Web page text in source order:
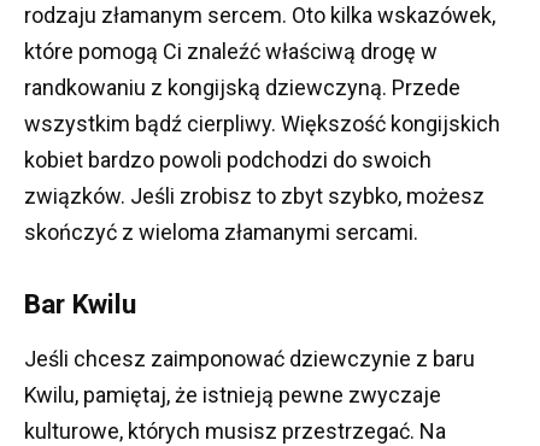
rodzaju złamanym sercem. Oto kilka wskazówek,
które pomogą Ci znaleźć właściwą drogę w
randkowaniu z kongijską dziewczyną. Przede
wszystkim bądź cierpliwy. Większość kongijskich
kobiet bardzo powoli podchodzi do swoich
związków. Jeśli zrobisz to zbyt szybko, możesz
skończyć z wieloma złamanymi sercami.
Bar Kwilu
Jeśli chcesz zaimponować dziewczynie z baru
Kwilu, pamiętaj, że istnieją pewne zwyczaje
kulturowe, których musisz przestrzegać. Na